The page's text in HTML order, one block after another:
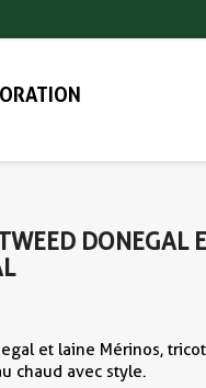
DONEGAL
et laine Mérinos,
chaud avec style.